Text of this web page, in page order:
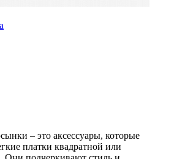
– это аксессуары, которые
платки квадратной или